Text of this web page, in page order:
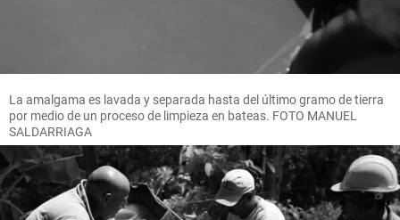
La amalgama es lavada y separada hasta del último gramo de tierra
por medio de un proceso de limpieza en bateas. FOTO MANUEL
SALDARRIAGA